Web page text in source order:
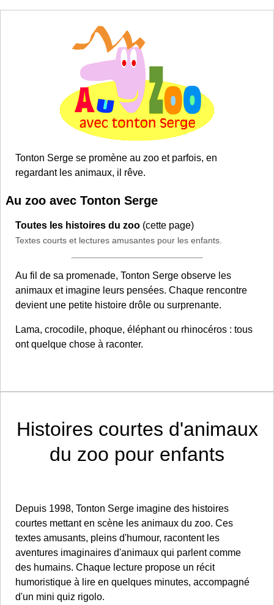
Tonton Serge se promène au zoo et parfois, en
regardant les animaux, il rêve.
Au zoo avec Tonton Serge
Toutes les histoires du zoo (cette page)
Textes courts et lectures amusantes pour les enfants.
Au fil de sa promenade, Tonton Serge observe les
animaux et imagine leurs pensées. Chaque rencontre
devient une petite histoire drôle ou surprenante.
Lama, crocodile, phoque, éléphant ou rhinocéros : tous
ont quelque chose à raconter.
Histoires courtes d'animaux
du zoo pour enfants
Depuis 1998, Tonton Serge imagine des histoires
courtes mettant en scène les animaux du zoo. Ces
textes amusants, pleins d'humour, racontent les
aventures imaginaires d'animaux qui parlent comme
des humains. Chaque lecture propose un récit
humoristique à lire en quelques minutes, accompagné
d'un mini quiz rigolo.